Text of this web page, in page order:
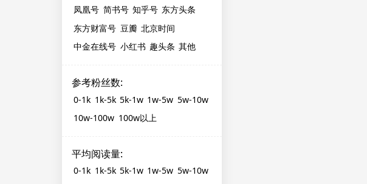
凤凰号 简书号 知乎号 东方头条
东方财富号 豆瓣 北京时间
中金在线号 小红书 趣头条 其他
参考粉丝数:
0-1k 1k-5k 5k-1w 1w-5w 5w-10w
10w-100w 100w以上
平均阅读量:
0-1k 1k-5k 5k-1w 1w-5w 5w-10w